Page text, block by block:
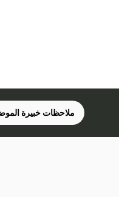
ملاحظات خبيرة